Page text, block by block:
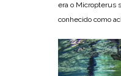
era o Micropterus
conhecido como